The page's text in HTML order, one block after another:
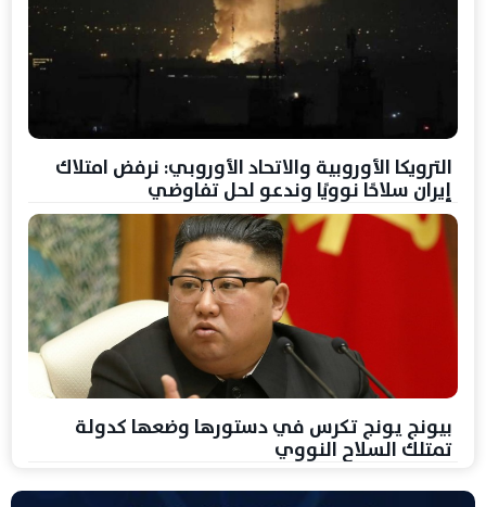
الترويكا الأوروبية والاتحاد الأوروبي: نرفض امتلاك
إيران سلاحًا نوويًا وندعو لحل تفاوضي
بيونج يونج تكرس في دستورها وضعها كدولة
تمتلك السلاح النووي